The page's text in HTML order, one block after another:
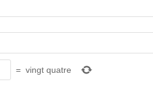
= vingt quatre